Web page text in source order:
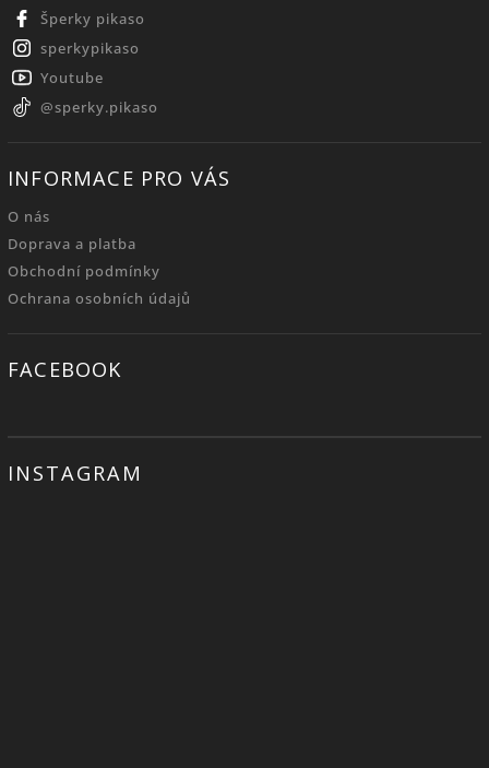
Šperky pikaso
sperkypikaso
Youtube
@sperky.pikaso
INFORMACE PRO VÁS
O nás
Doprava a platba
Obchodní podmínky
Ochrana osobních údajů
FACEBOOK
INSTAGRAM